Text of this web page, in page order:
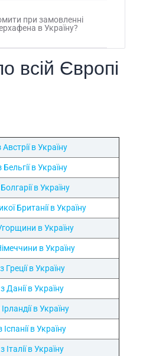
при замовленні
в Україну?
всій Європі
в Україну
в Україну
в Україну
Британії в Україну
в Україну
в Україну
Греції в Україну
Данії в Україну
в Україну
в Україну
Італії в Україну